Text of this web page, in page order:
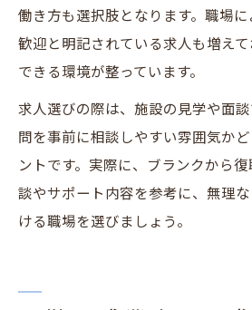
働き方も選択肢となります。職場
歓迎と明記されている求人も増え
できる環境が整っています。
求人選びの際は、施設の見学や面
問を事前に相談しやすい雰囲気か
ントです。実際に、ブランクから
談やサポート内容を参考に、無理
ける職場を選びましょう。